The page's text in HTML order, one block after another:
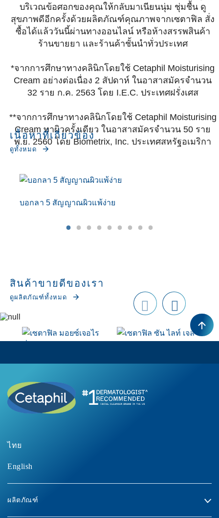
บริเวณข้อศอกของคุณให้กลับมาเนียนนุ่ม ชุ่มชื้น ดู
สุขภาพดีอีกครั้งด้วยผลิตภัณฑ์คุณภาพจากเซตาฟิล สั่ง
ซื้อได้แล้ววันนี้ผ่านทางออนไลน์ หรือห้างสรรพสินค้า
ร้านขายยา และร้านค้าชั้นนำทั่วประเทศ
*จากการศึกษาทางคลินิกโดยใช้ Cetaphil Moisturising
Cream อย่างต่อเนื่อง 2 สัปดาห์ ในอาสาสมัครจำนวน
32 ราย ก.ค. 2563 โดย I.E.C. ประเทศฝรั่งเศส
**จากการศึกษาทางคลินิกโดยใช้ Cetaphil Moisturising
Cream ทาผิวครั้งเดียว ในอาสาสมัครจำนวน 50 ราย
พ.ย. 2560 โดย Biometrix, Inc. ประเทศสหรัฐอเมริกา
เนื้อหาที่เกี่ยวข้อง
ดูทั้งหมด
บอกลา 5 สัญญาณผิวแพ้ง่าย
สินค้าขายดีของเรา
ดูผลิตภัณฑ์ทั้งหมด
Prev
next
ไทย
English
ผลิตภัณฑ์